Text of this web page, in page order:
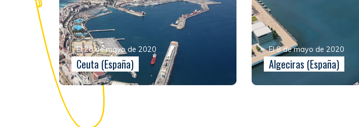
El 26 de mayo de 2020
Ceuta (España)
El 8 de mayo de 2020
Algeciras (España)